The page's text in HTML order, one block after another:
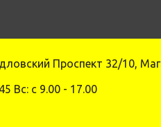
Проспект 32/10,
Вс: c 9.00 - 17.00